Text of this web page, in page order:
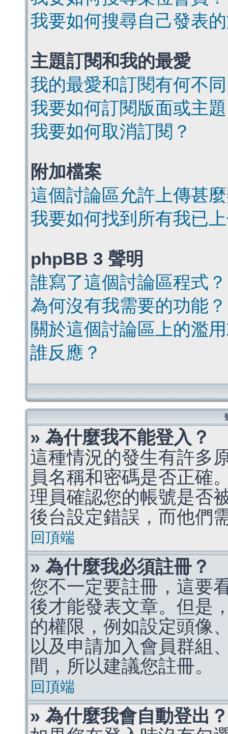
我要如何搜尋自己發表
主題訂閱和我的最愛
我的最愛和訂閱有何不
我要如何訂閱版面或主
我要如何取消訂閱？
附加檔案
這個討論區允許上傳甚
我要如何找到所有我已
phpBB 3 聲明
誰寫了這個討論區程式？
為何沒有我需要的功能？
關於這個討論區上的濫
誰反應？
» 為什麼我不能登入？
這種情況的發生有許多
員名稱和密碼是否正確
理員確認您的帳號是否
後台設定錯誤，而他們
回頂端
» 為什麼我必須註冊？
您不一定要註冊，這要
後才能發表文章。但是
的權限，例如設定頭像
以及申請加入會員群組
間，所以建議您註冊。
回頂端
» 為什麼我會自動登出？